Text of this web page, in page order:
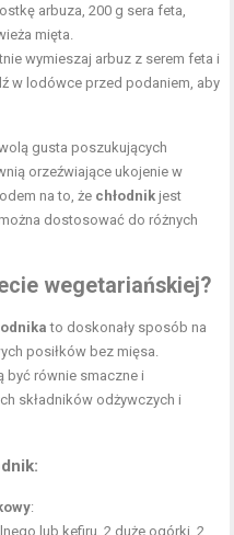
arbuza, 200 g sera feta,
mięta.
wymieszaj arbuz z serem feta i
w lodówce przed podaniem, aby
gusta poszukujących
orzeźwiające ukojenie w
na to, że chłodnik jest
dostosować do różnych
wegetariańskiej?
to doskonały sposób na
posiłków bez mięsa.
być równie smaczne i
składników odżywczych i
:
lub kefiru, 2 duże ogórki, 2